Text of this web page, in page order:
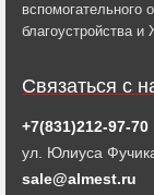
вспомогательного
благоустройства
Связаться с
+7(831)212-97-70
ул. Юлиуса
sale@almest.ru